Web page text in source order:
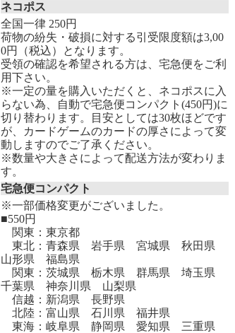
ネコポス
全国一律 250円
荷物の紛失・破損に対する引受限度額は3,00
0円（税込）となります。
受領の確認を希望される方は、宅急便をご利
用下さい。
※一定の量を購入いただくと、ネコポスに入
らない為、自動で宅急便コンパクト(450円)に
切り替わります。目安としては30枚ほどです
が、カードゲームのカードの厚さによって変
動しますのでご了承ください。
※数量や大きさによって配送方法が変わりま
す。
宅急便コンパクト
※一部価格変更がございました。
■550円
関東：東京都
東北：青森県 岩手県 宮城県 秋田県
山形県 福島県
関東：茨城県 栃木県 群馬県 埼玉県
千葉県 神奈川県 山梨県
信越：新潟県 長野県
北陸：富山県 石川県 福井県
東海：岐阜県 静岡県 愛知県 三重県